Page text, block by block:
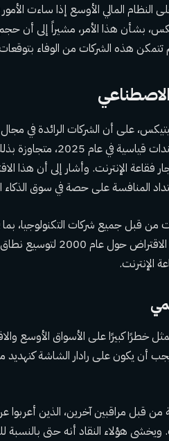
النظام المالي الأوسع إذا ساءت
بشأن هذا الأمر، مشيراً إلى أن حجم
هذه الشركات من الوفاء
على أن الشركات الرائدة في
مستويات عالية من الديون من
فقاعة الإنترنت. وأشار إلى أن هذا
المنافسة على حصة في سوق الذكاء
قبل جميع شركات التكنولوجيا،
وشركات الاتصالات التي قامت
الإنترنت.
خطرًا كبيرًا على الأسواق الأوسع
أن يكون على رادار الشاشة كتهديد
قبل مراقبين آخرين، الذين أعربوا
ويخشى هؤلاء النقاد أنه حتى بالنسبة